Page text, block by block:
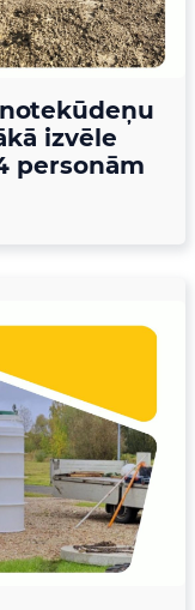
izvēle
personām